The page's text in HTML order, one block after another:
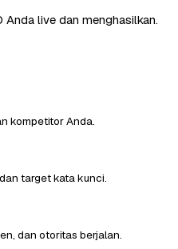
Anda live dan menghasilkan.
kompetitor Anda.
target kata kunci.
dan otoritas berjalan.